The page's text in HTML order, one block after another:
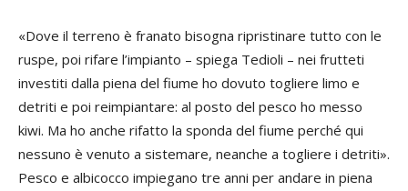
«Dove il terreno è franato bisogna ripristinare tutto con le
ruspe, poi rifare l’impianto – spiega Tedioli – nei frutteti
investiti dalla piena del fiume ho dovuto togliere limo e
detriti e poi reimpiantare: al posto del pesco ho messo
kiwi. Ma ho anche rifatto la sponda del fiume perché qui
nessuno è venuto a sistemare, neanche a togliere i detriti».
Pesco e albicocco impiegano tre anni per andare in piena